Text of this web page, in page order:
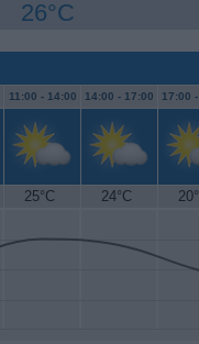
26°C
11:00 - 14:00 14:00 - 17:00 17:00
25°C 24°C